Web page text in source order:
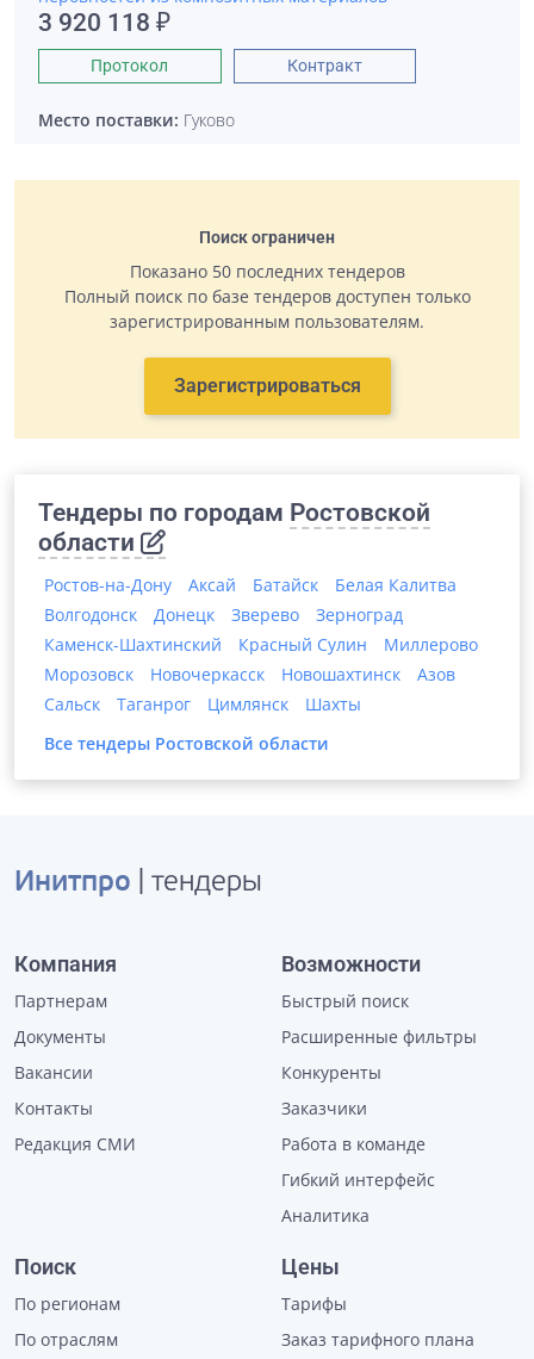
3 920 118 ₽
Протокол Контракт
Место поставки: Гуково
Поиск ограничен
Показано 50 последних тендеров
Полный поиск по базе тендеров доступен только
зарегистрированным пользователям.
Зарегистрироваться
Тендеры по городам Ростовской
области
Ростов-на-Дону Аксай Батайск
Белая Калитва
Волгодонск
Донецк Зверево
Зерноград
Каменск-Шахтинский
Красный Сулин
Миллерово
Морозовск
Новочеркасск Новошахтинск
Азов
Сальск
Таганрог Цимлянск
Шахты
Все тендеры Ростовской области
Инитпро | тендеры
Компания
Партнерам
Документы
Вакансии
Контакты
Редакция СМИ
Возможности
Быстрый поиск
Расширенные фильтры
Конкуренты
Заказчики
Работа в команде
Гибкий интерфейс
Аналитика
Поиск
По регионам
По отраслям
Цены
Тарифы
Заказ тарифного плана